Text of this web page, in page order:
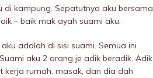
kampung. Sepatutnya aku bersama
– baik mak ayah suami aku.
adalah di sisi suami. Semua ini
aku 2 orang je adik beradik. Adik
rumah, masak, dan dia dah